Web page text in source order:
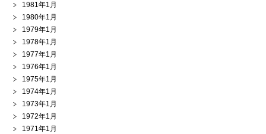
1981年1月
1980年1月
1979年1月
1978年1月
1977年1月
1976年1月
1975年1月
1974年1月
1973年1月
1972年1月
1971年1月